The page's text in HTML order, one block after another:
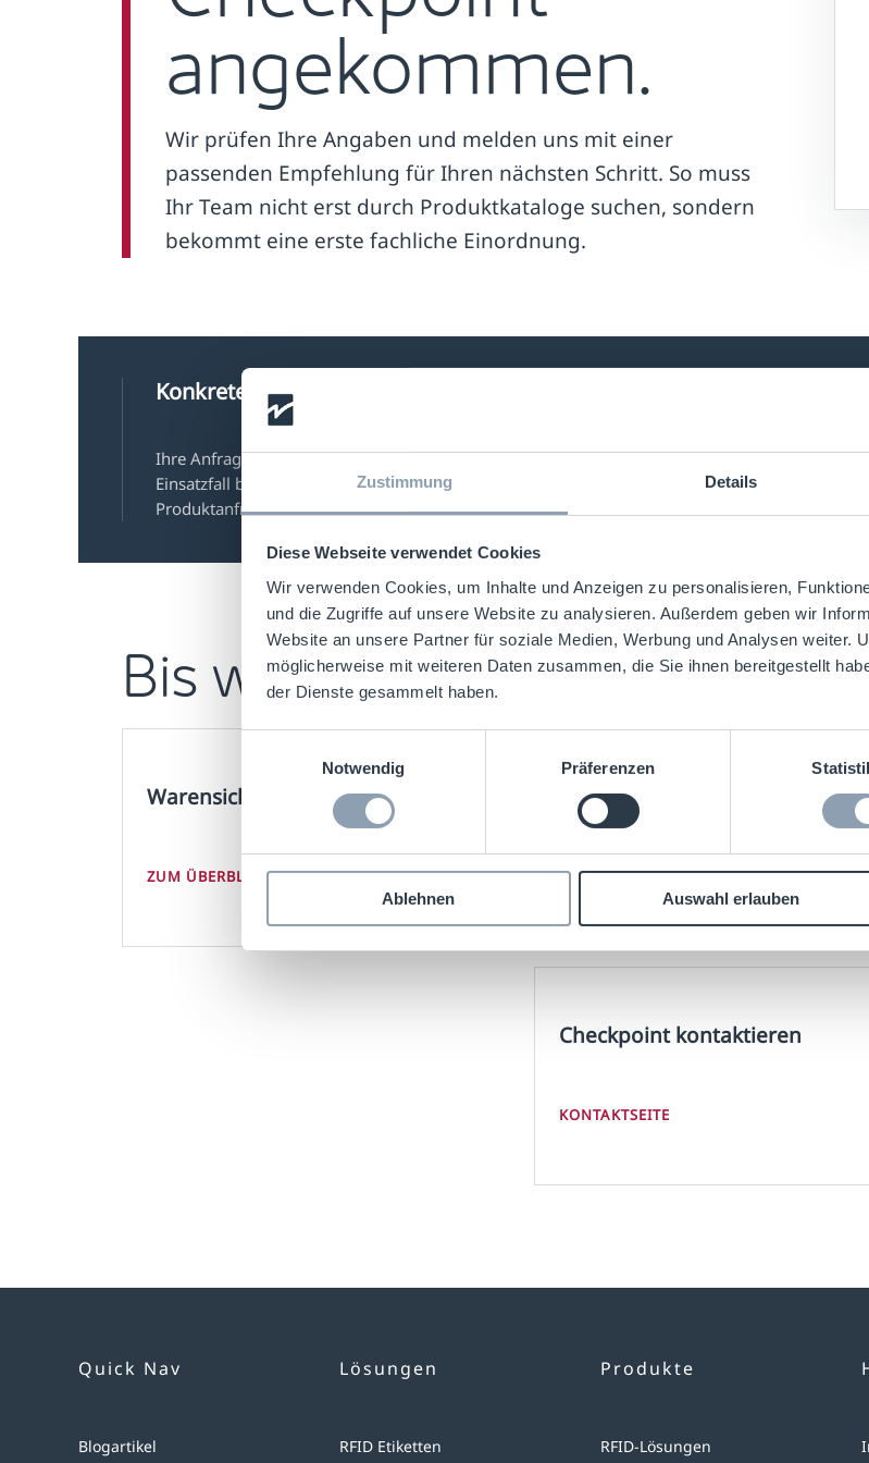
Zustimmung Details
Diese Webseite verwendet Cookies
Wir verwenden Cookies, um Inhalte und Anzeigen zu personalisieren,
und die Zugriffe auf unsere Website zu analysieren. Außerdem geben wir
Website an unsere Partner für soziale Medien, Werbung und Analysen weiter.
möglicherweise mit weiteren Daten zusammen, die Sie ihnen bereitgestellt
der Dienste gesammelt haben.
Notwendig
Präferenzen
Ablehnen Auswahl erlauben
angekommen.
Wir prüfen Ihre Angaben und melden uns mit einer
passenden Empfehlung für Ihren nächsten Schritt. So muss
Ihr Team nicht erst durch Produktkataloge suchen, sondern
bekommt eine erste fachliche Einordnung.
Konkreter Bedarf
Ihre Anfrage wird nach dem realen
Einsatzfall bewertet, nicht als allgemeine
Produktanfrage.
Retail, RFID, RF-Labels, Software oder
Produktschutz werden nach Anwendung
Ziel sauber eingeordnet.
Bis wir uns melden
Warensicherung-Lösung finden
ZUM ÜBERBLICK
Checkpoint kontaktieren
KONTAKTSEITE
Quick Nav
Blogartikel
Lösungen
RFID Etiketten
Produkte
RFID-Lösungen